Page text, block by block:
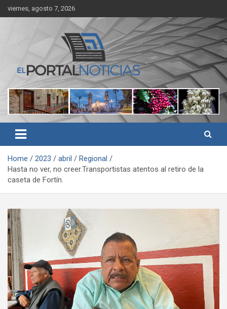
Skip
to
viernes, agosto 7, 2026
El Portal Noticias
Noticias de Córdoba, Veracruz y al región
Home 2023 abril
Regional
Hasta no ver, no creer.Transportistas atentos al retiro de la
caseta de Fortín.